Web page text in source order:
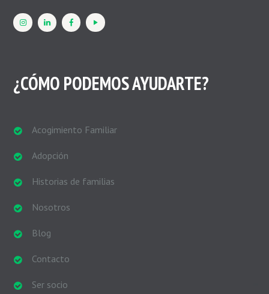
¿CÓMO PODEMOS AYUDARTE?
Acogimiento Familiar
Adopción
Historias de familias
Nosotros
Blog
Contacto
Ser socio